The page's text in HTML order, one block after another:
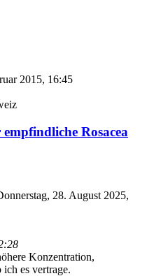
2015, 16:45
Rosacea
28. August 2025,
Konzentration,
es vertrage.